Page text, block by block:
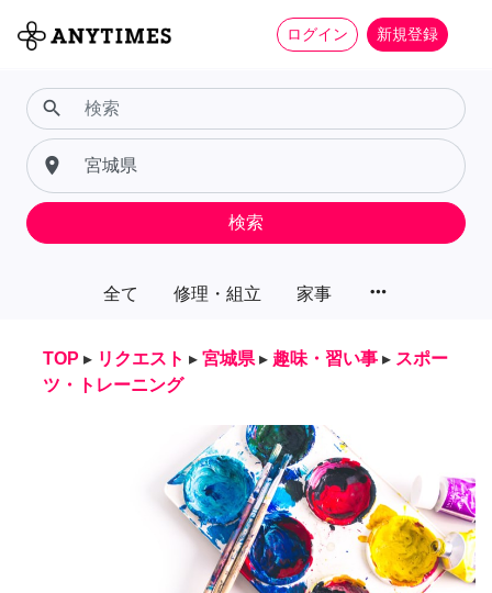
ログイン 新規登録
全て 修理・組立 家事 more_horiz
search
place
検索
TOP ▸ リクエスト ▸ 宮城県 ▸ 趣味・習い事 ▸ スポー
ツ・トレーニング